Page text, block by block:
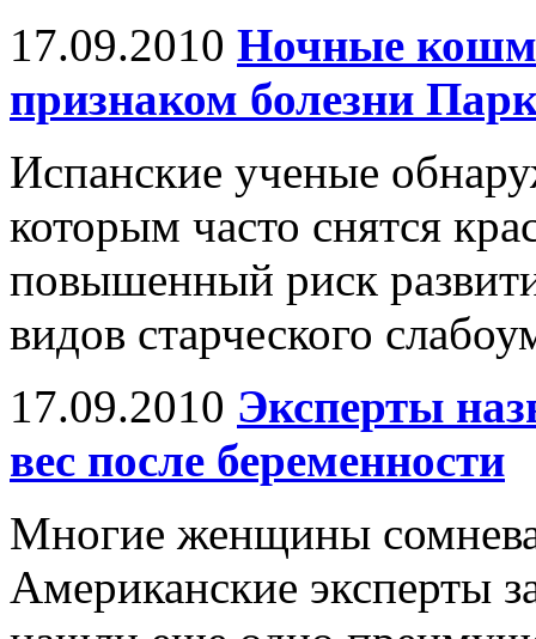
17.09.2010 Ночные
признаком болезни
Испанские ученые
которым часто снятся
повышенный риск
видов старческого
17.09.2010 Эксперты
вес после беременности
Многие женщины
Американские эксперты